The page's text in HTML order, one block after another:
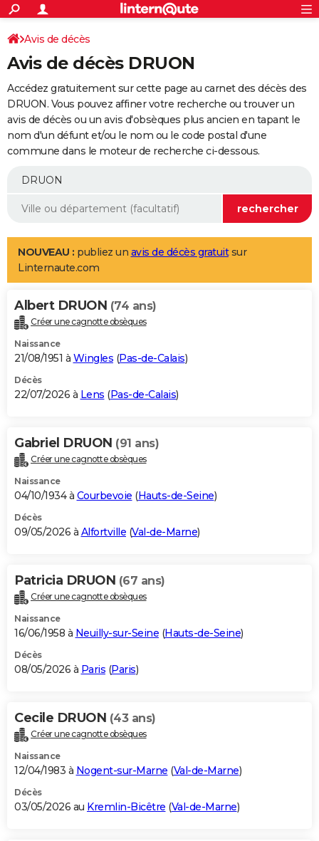
ACTUALITÉS
Politique
Société
Faits Divers
Education
Monde
Villes
+
SPORT
Coupe du monde 2026
Football
Tennis
Cyclisme
Rugby
Forum
Programme TV
TNT
Streaming
Cinéma
Sorties cinéma
Musique
+
FINANCE
Retraite
Epargne
Immobilier
Risques naturels par ville
Banque
Assurance
AUTO
Essais
Réserver un essai
Citadines
Berlines
SUV
Forum auto
+
Mobiles
Meilleur smartphone
Internet
Ordinateurs
Jeux vidéo
Guide high-tech
Aménagement intérieur
LIFESTYLE
Art de vivre
Bien-être
Loisirs
Mode
Modes de vie
Alimentation
Guide de la santé
Maladies
Médicaments
Sommeil
VOYAGE
Destinations
City break
Voyage nature
Voyage de noces
Forum
Climat
+PHOTO
GUIDES D'ACHAT
BONS PLANS
Carte de Noël
Carte Bonne année
Carte Saint-Valentin
Carte Pâques
Carte d'anniversaire
DICTIONNAIRE
Dictionnaire
Biographies
Citations
Expressions
Proverbes
PROGRAMME TV
S'inscrire
Se connecter
Lycées
Collèges
Primaires
Universités
Entreprises
Service militaire
Avis de recherche
AVIS DE DÉCÈS
Bricolage
Lifestyle
Culture
Sport
Auto
Television
Voyage
Cinema
Avis de décès
Avis de décès DRUON
Accédez gratuitement sur cette page au carnet des décès des
DRUON. Vous pouvez affiner votre recherche ou trouver un
avis de décès ou un avis d'obsèques plus ancien en tapant le
nom d'un défunt et/ou le nom ou le code postal d'une
commune dans le moteur de recherche ci-dessous.
NOUVEAU : publiez un avis de décès gratuitsur
Linternaute.com
Albert DRUON (74 ans)
Créer une cagnotte obsèques
Naissance
21/08/1951 à Wingles (Pas-de-Calais)
Décès
22/07/2026 à Lens (Pas-de-Calais)
Gabriel DRUON (91 ans)
Créer une cagnotte obsèques
Naissance
04/10/1934 à Courbevoie (Hauts-de-Seine)
Décès
09/05/2026 à Alfortville (Val-de-Marne)
Patricia DRUON (67 ans)
Créer une cagnotte obsèques
Naissance
16/06/1958 à Neuilly-sur-Seine (Hauts-de-Seine)
Décès
08/05/2026 à Paris (Paris)
Cecile DRUON (43 ans)
Créer une cagnotte obsèques
Naissance
12/04/1983 à Nogent-sur-Marne (Val-de-Marne)
Décès
03/05/2026 au Kremlin-Bicêtre (Val-de-Marne)